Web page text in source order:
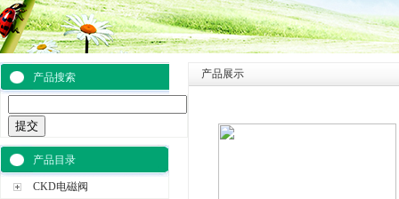
产品搜索
产品目录
CKD电磁阀
产品展示